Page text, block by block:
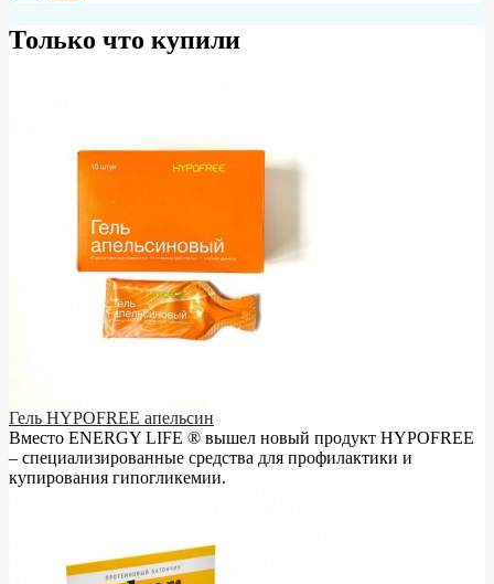
Только что купили
Гель HYPOFREE апельсин
Вместо ENERGY LIFE ® вышел новый продукт HYPOFREE
– cпециализированные средства для профилактики и
купирования гипогликемии.